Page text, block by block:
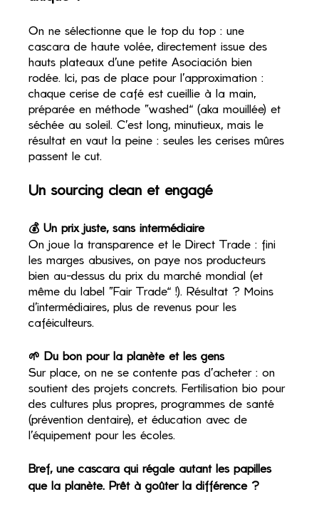
On ne sélectionne que le top du top : une
cascara de haute volée, directement issue des
hauts plateaux d’une petite Asociación bien
rodée. Ici, pas de place pour l’approximation :
chaque cerise de café est cueillie à la main,
préparée en méthode “washed” (aka mouillée) et
séchée au soleil. C’est long, minutieux, mais le
résultat en vaut la peine : seules les cerises mûres
passent le cut.
Un sourcing clean et engagé
💰 Un prix juste, sans intermédiaire
On joue la transparence et le Direct Trade : fini
les marges abusives, on paye nos producteurs
bien au-dessus du prix du marché mondial (et
même du label “Fair Trade” !). Résultat ? Moins
d’intermédiaires, plus de revenus pour les
caféiculteurs.
🌱
Du bon pour la planète et les gens
Sur place, on ne se contente pas d’acheter : on
soutient des projets concrets. Fertilisation bio pour
des cultures plus propres, programmes de santé
(prévention dentaire), et éducation avec de
l'équipement pour les écoles.
Bref, une cascara qui régale autant les papilles
que la planète. Prêt à goûter la différence ?